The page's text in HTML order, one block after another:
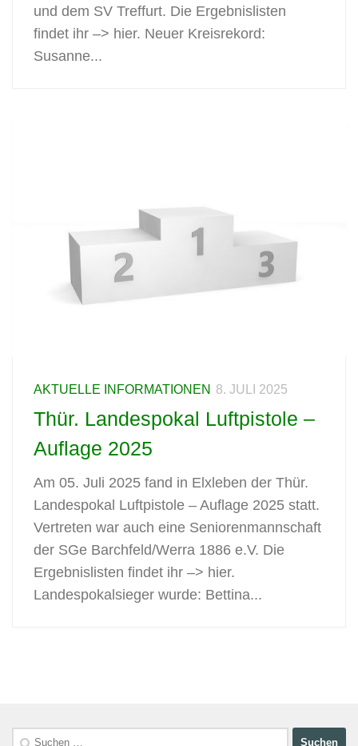
und dem SV Treffurt. Die Ergebnislisten
findet ihr –> hier. Neuer Kreisrekord:
Susanne...
AKTUELLE INFORMATIONEN 8. JULI 2025
Thür. Landespokal Luftpistole –
Auflage 2025
Am 05. Juli 2025 fand in Elxleben der Thür.
Landespokal Luftpistole – Auflage 2025 statt.
Vertreten war auch eine Seniorenmannschaft
der SGe Barchfeld/Werra 1886 e.V. Die
Ergebnislisten findet ihr –> hier.
Landespokalsieger wurde: Bettina...
Suchen